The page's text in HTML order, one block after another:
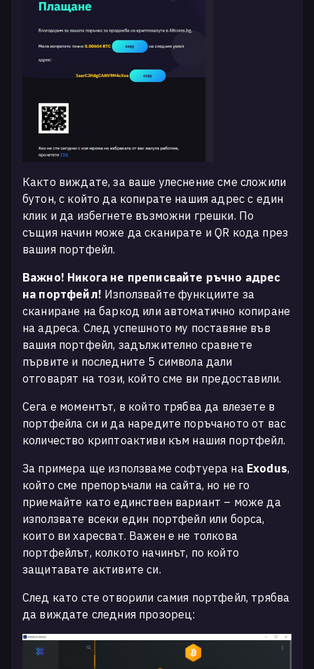
Както виждате, за ваше улеснение сме сложили
бутон, с който да копирате нашия адрес с един
клик и да избегнете възможни грешки. По
същия начин може да сканирате и QR кода през
вашия портфейл.
Важно! Никога не преписвайте ръчно адрес
на портфейл! Използвайте функциите за
сканиране на баркод или автоматично копиране
на адреса. След успешното му поставяне във
вашия портфейл, задължително сравнете
първите и последните 5 символа дали
отговарят на този, който сме ви предоставили.
Сега е моментът, в който трябва да влезете в
портфейла си и да наредите поръчаното от вас
количество криптоактиви към нашия портфейл.
За примера ще използваме софтуера на Exodus,
който сме препоръчали на сайта, но не го
приемайте като единствен вариант – може да
използвате всеки един портфейл или борса,
които ви харесват. Важен е не толкова
портфейлът, колкото начинът, по който
защитавате активите си.
След като сте отворили самия портфейл, трябва
да виждате следния прозорец: